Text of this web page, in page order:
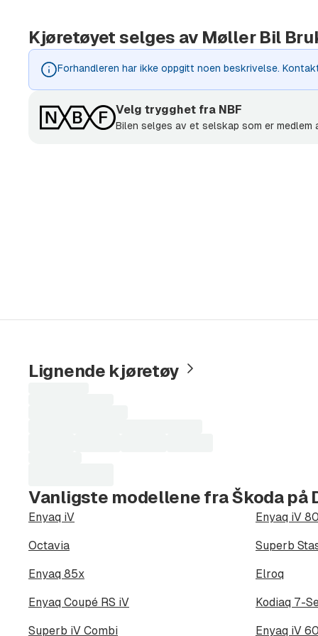
Front Assist
Front Assist
Hengerfeste, svingbart
Hill Hold kontroll
Lane Assist
Lysassistent
Oppvarmet frontrute
Parkeringssensorer foran og bak
Parkeringsvarmer, fjernbetjent
Kjøretøyet selges av Møller Bil
Forhandleren har ikke oppgitt noen beskrivelse.
Velg trygghet fra NBF
Bilen selges av et selskap som er medlem
Lignende kjøretøy
Vanligste modellene fra Škoda på
Enyaq iV Enyaq iV
Octavia Superb
Enyaq 85x Elroq
Enyaq Coupé RS iV Kodiaq 7-
Superb iV Combi Enyaq iV 60